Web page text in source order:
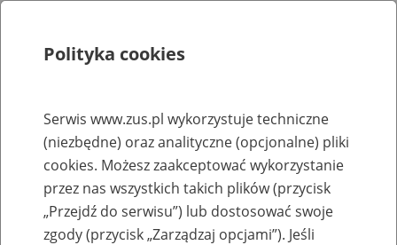
Rejestry, ewidencje i archiwa
Baza zlikwidowanych lub
przekształconych zakładów pracy
Polityka cookies
Serwis www.zus.pl wykorzystuje techniczne
(niezbędne) oraz analityczne (opcjonalne) pliki
cookies. Możesz zaakceptować wykorzystanie
przez nas wszystkich takich plików (przycisk
„Przejdź do serwisu”) lub dostosować swoje
zgody (przycisk „Zarządzaj opcjami”). Jeśli